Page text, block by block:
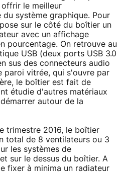
le meilleur
système graphique. Pour
sur le côté du boîtier un
avec un affichage
pourcentage. On retrouve au
USB (deux ports USB 3.0
sus des connecteurs audio
paroi vitrée, qui s'ouvre par
le boîtier est fait de
étudie d'autres matériaux
autour de la
trimestre 2016, le boîtier
total de 8 ventilateurs ou 3
les systèmes de
sur le dessus du boîtier. A
fixer à minima un radiateur